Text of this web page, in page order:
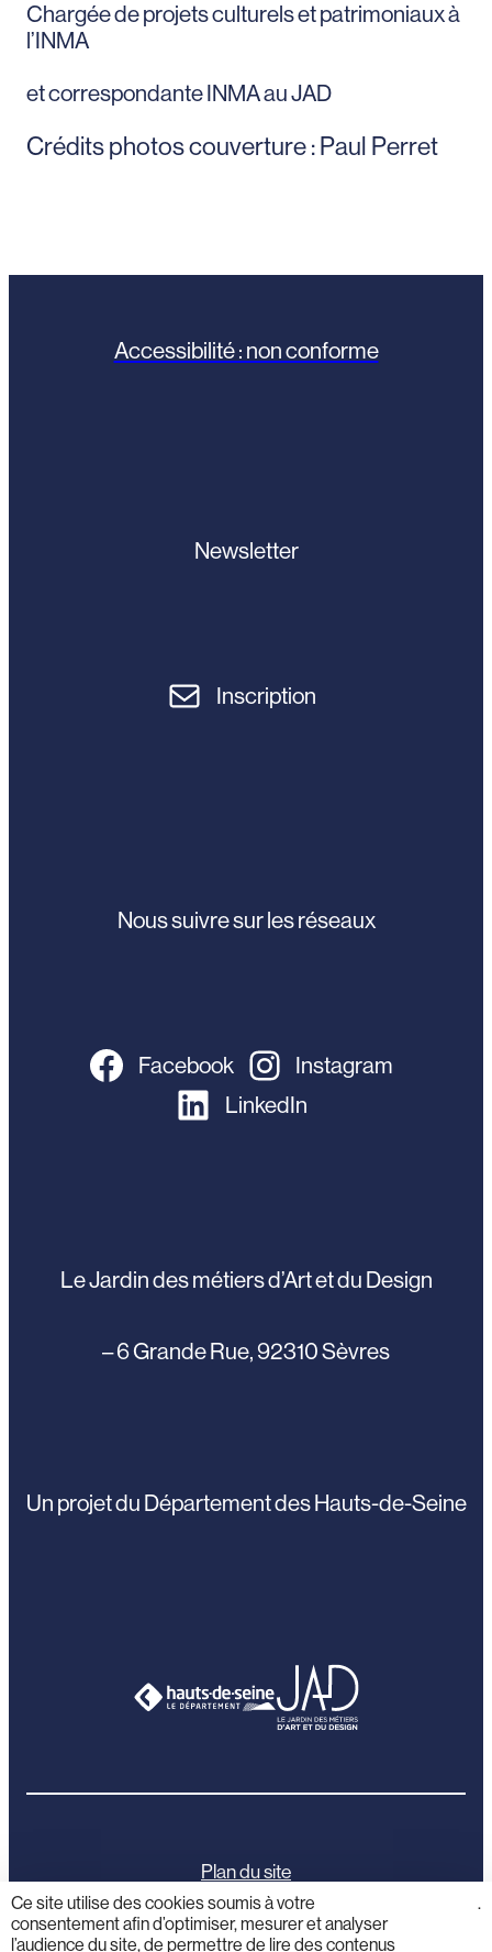
Chargée de projets culturels et patrimoniaux à
l’INMA
et correspondante INMA au JAD
Crédits photos couverture : Paul Perret
Accessibilité : non conforme
Newsletter
Inscription
Nous suivre sur les réseaux
Facebook
Instagram
LinkedIn
Le Jardin des métiers d’Art et du Design
– 6 Grande Rue, 92310 Sèvres
Un projet du Département des Hauts-de-Seine
Plan du site
Mentions légales
Ce site utilise des cookies soumis à votre
consentement afin d’optimiser, mesurer et analyser
l’audience du site, de permettre de lire des contenus
.